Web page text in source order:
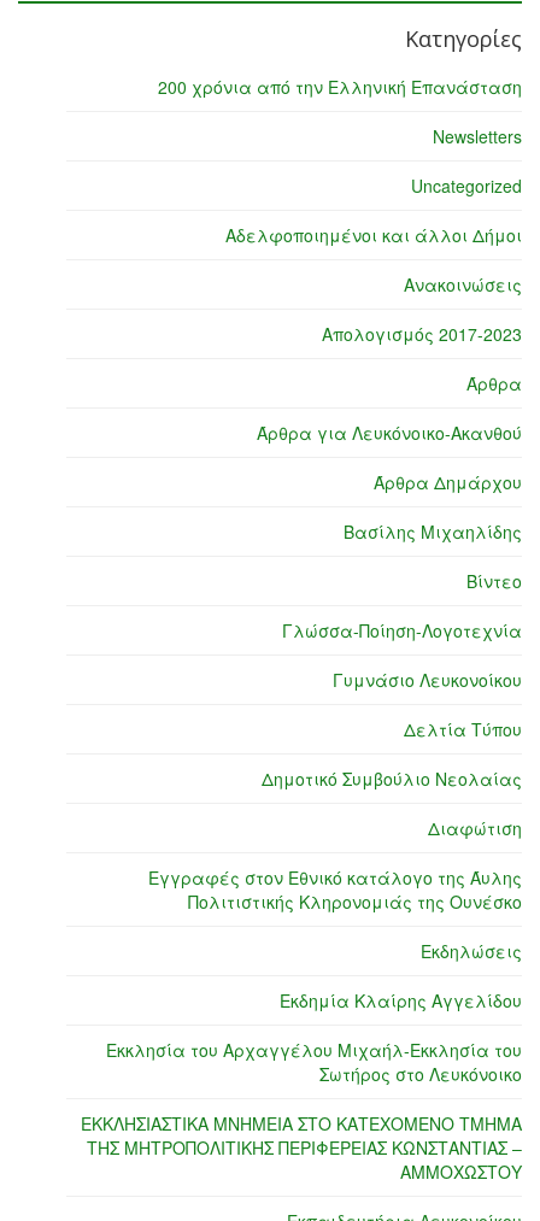
Κατηγορίες
200 χρόνια από την Ελληνική Επανάσταση
Newsletters
Uncategorized
Αδελφοποιημένοι και άλλοι Δήμοι
Ανακοινώσεις
Απολογισμός 2017-2023
Άρθρα
Άρθρα για Λευκόνοικο-Ακανθού
Άρθρα Δημάρχου
Βασίλης Μιχαηλίδης
Βίντεο
Γλώσσα-Ποίηση-Λογοτεχνία
Γυμνάσιο Λευκονοίκου
Δελτία Τύπου
Δημοτικό Συμβούλιο Νεολαίας
Διαφώτιση
Εγγραφές στον Εθνικό κατάλογο της Άυλης
Πολιτιστικής Κληρονομιάς της Ουνέσκο
Εκδηλώσεις
Εκδημία Κλαίρης Αγγελίδου
Εκκλησία του Αρχαγγέλου Μιχαήλ-Εκκλησία του
Σωτήρος στο Λευκόνοικο
ΕΚΚΛΗΣΙΑΣΤΙΚΑ ΜΝΗΜΕΙΑ ΣΤΟ ΚΑΤΕΧΟΜΕΝΟ ΤΜΗΜΑ
ΤΗΣ ΜΗΤΡΟΠΟΛΙΤΙΚΗΣ ΠΕΡΙΦΕΡΕΙΑΣ ΚΩΝΣΤΑΝΤΙΑΣ –
ΑΜΜΟΧΩΣΤΟΥ